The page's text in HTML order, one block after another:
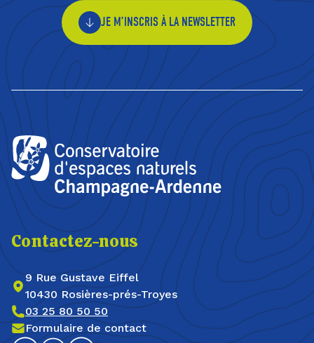
JE M’INSCRIS À LA NEWSLETTER
Contactez-nous
9 Rue Gustave Eiffel
10430 Rosières-prés-Troyes
03 25 80 50 50
Formulaire de contact